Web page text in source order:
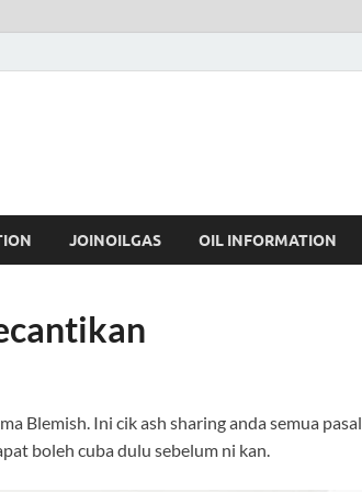
JOINOILGAS OIL INFORMATION
Blemish. Ini cik ash sharing anda semua pasal
boleh cuba dulu sebelum ni kan.